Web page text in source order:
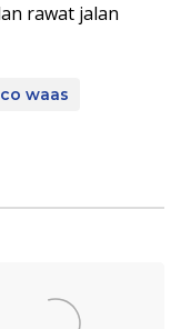
rawat jalan
waas